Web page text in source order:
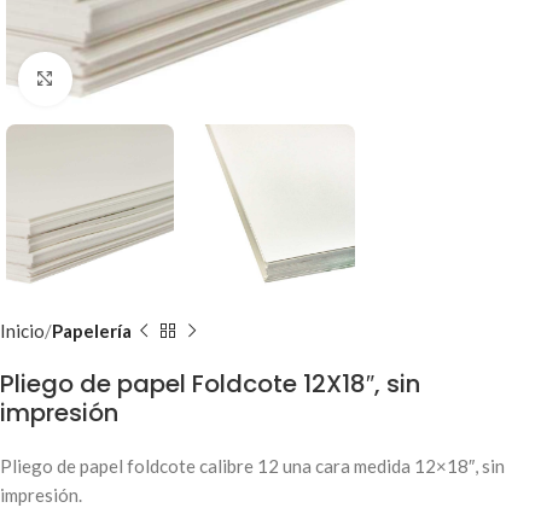
Clic para ampliar
Inicio Papelería
Pliego de papel Foldcote 12X18″, sin
impresión
Pliego de papel foldcote calibre 12 una cara medida 12×18″, sin
impresión.